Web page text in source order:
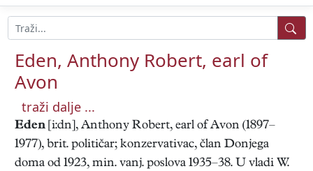
Eden, Anthony Robert, earl of
Avon
traži dalje ...
Eden [i:dn], Anthony Robert, earl of Avon (1897–
1977), brit. političar; konzervativac, član Donjega
doma od 1923, min. vanj. poslova 1935–38. U vladi W.